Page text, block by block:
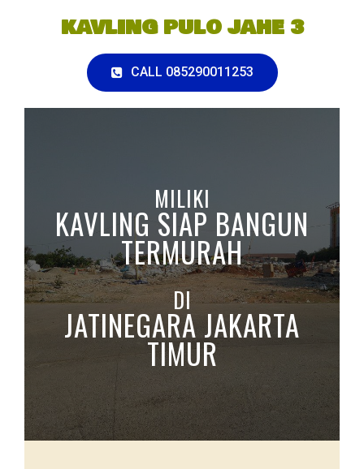
KAVLING PULO JAHE 3
CALL 085290011253
MILIKI
KAVLING SIAP BANGUN
TERMURAH
DI
JATINEGARA JAKARTA
TIMUR